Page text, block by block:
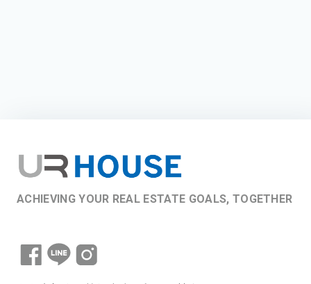
ACHIEVING YOUR REAL ESTATE GOALS, TOGETHER